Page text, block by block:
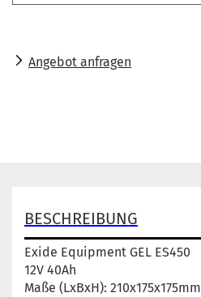
Angebot anfragen
BESCHREIBUNG
Exide Equipment GEL ES450
12V 40Ah
Maße (LxBxH): 210x175x175mm